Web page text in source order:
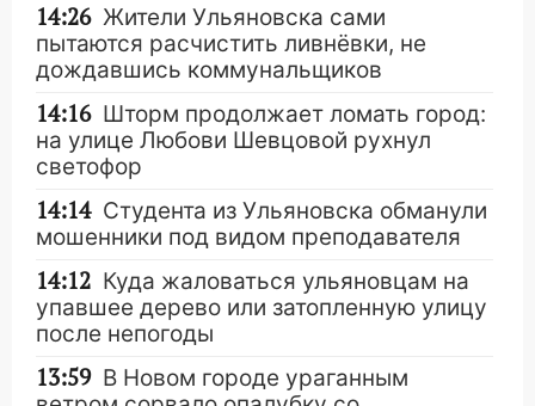
14:26 Жители Ульяновска сами
пытаются расчистить ливнёвки, не
дождавшись коммунальщиков
14:16 Шторм продолжает ломать город:
на улице Любови Шевцовой рухнул
светофор
14:14 Студента из Ульяновска обманули
мошенники под видом преподавателя
14:12 Куда жаловаться ульяновцам на
упавшее дерево или затопленную улицу
после непогоды
13:59 В Новом городе ураганным